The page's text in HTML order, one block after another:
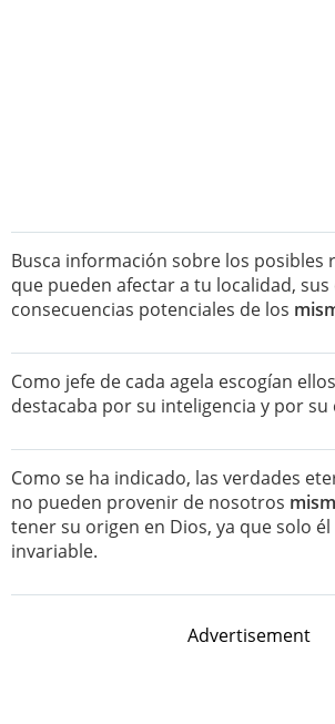
Busca información sobre los posibles
que pueden afectar a tu localidad, sus
consecuencias potenciales de los
Como jefe de cada agela escogían ellos
destacaba por su inteligencia y por su
Como se ha indicado, las verdades
no pueden provenir de nosotros
tener su origen en Dios, ya que solo
invariable.
Advertisement